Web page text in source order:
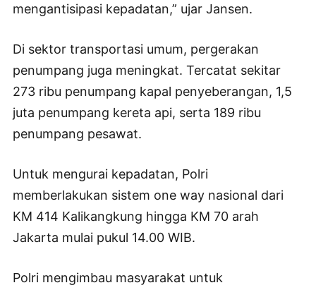
mengantisipasi kepadatan,” ujar Jansen.
Di sektor transportasi umum, pergerakan
penumpang juga meningkat. Tercatat sekitar
273 ribu penumpang kapal penyeberangan, 1,5
juta penumpang kereta api, serta 189 ribu
penumpang pesawat.
Untuk mengurai kepadatan, Polri
memberlakukan sistem one way nasional dari
KM 414 Kalikangkung hingga KM 70 arah
Jakarta mulai pukul 14.00 WIB.
Polri mengimbau masyarakat untuk